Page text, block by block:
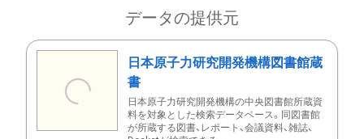
データの提供元
日本原子力研究開発機構図書館蔵
書
日本原子力研究開発機構の中央図書館所蔵資
料を対象とした検索データベース。同図書館
が所蔵する図書、レポート、会議資料、雑誌、